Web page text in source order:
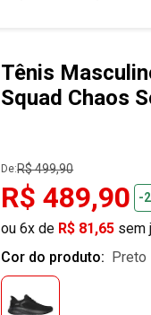
Tênis
Squad Chaos
De:R$ 499,90
R$ 489,90 -
ou 6x de R$ 81,65 sem
Cor do produto:
preto